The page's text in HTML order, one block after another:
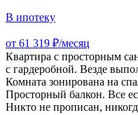
В ипотеку
от 61 319 ₽/месяц
Квартира с просторным
с гардеробной. Везде
Комната зонирована на
Просторный балкон. Все
Никто не прописан,